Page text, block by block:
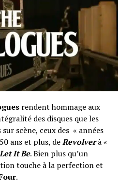
rendent hommage aux
des disques que les
scène, ceux des « années
ans et plus, deRevolverà «
Let It Be. Bien plus qu’un
touche à la perfection et
.